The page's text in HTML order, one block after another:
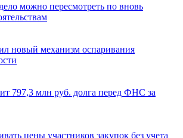
можно пересмотреть по вновь
новый механизм оспаривания
797,3 млн руб. долга перед ФНС за
цены участников закупок без учета